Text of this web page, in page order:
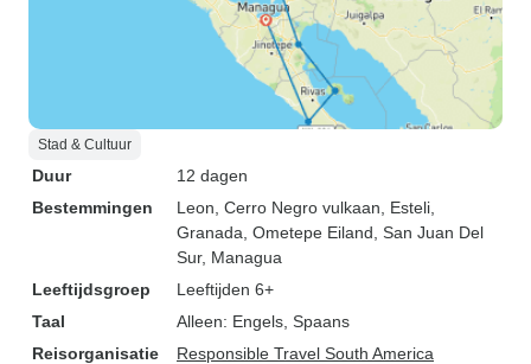
Stad & Cultuur
Duur
12 dagen
Bestemmingen
Leon , Cerro Negro vulkaan , Esteli
Granada , Ometepe Eiland , San Juan Del
Sur, Managua
Leeftijdsgroep
Leeftijden 6+
Taal
Alleen: Engels, Spaans
Reisorganisatie
Responsible Travel South America